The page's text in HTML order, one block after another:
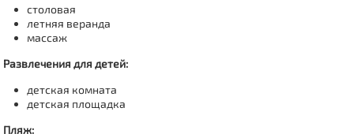
столовая
летняя веранда
массаж
Развлечения для детей:
детская комната
детская площадка
Пляж: